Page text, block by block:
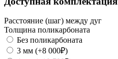
Расстояние (шаг) между дуг
Толщина поликарбоната
Без поликарбоната
3 мм (+8 000₽)